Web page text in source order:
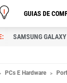
GUIAS DE
SAMSUNG
PCs E Hardware